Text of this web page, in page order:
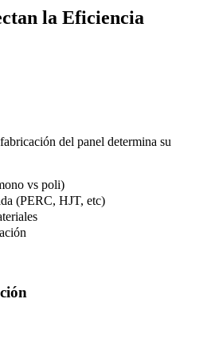
la Eficiencia
del panel determina su
vs poli)
(PERC, HJT, etc)